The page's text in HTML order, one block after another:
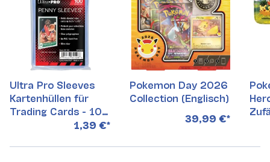
Ultra Pro Sleeves
Kartenhüllen für
Trading Cards - 100
1,39 €*
Pokemon Day 2026
Collection (Englisch)
39,99 €*